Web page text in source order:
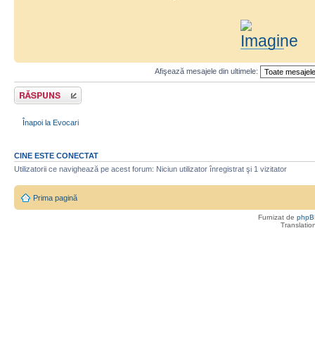
Afişează mesajele din ultimele:
Răspunde
Înapoi la Evocari
CINE ESTE CONECTAT
Utilizatorii ce navighează pe acest forum: Niciun utilizator înregistrat şi 1 vizitator
Prima pagină
Furnizat de